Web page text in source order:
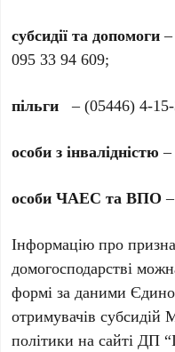
субсидії та допомоги
095 33 94 609;
пільги – (05446) 4-
особи з інвалідністю –
особи ЧАЕС та ВПО
Інформацію про
домогосподарстві
формі за даними
отримувачів субсидій
політики на сайті ДП